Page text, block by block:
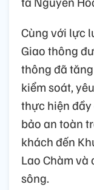
Cùng với lực
Giao thông
thông đã
kiểm soát,
thực hiện
bảo an toàn
khách đến
Lao Chàm
sông.